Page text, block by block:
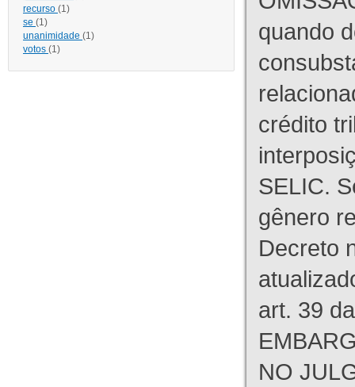
recurso (1)
se (1)
unanimidade (1)
votos (1)
quando
crédito
SELIC.
gênero
Decreto
art. 39
NO